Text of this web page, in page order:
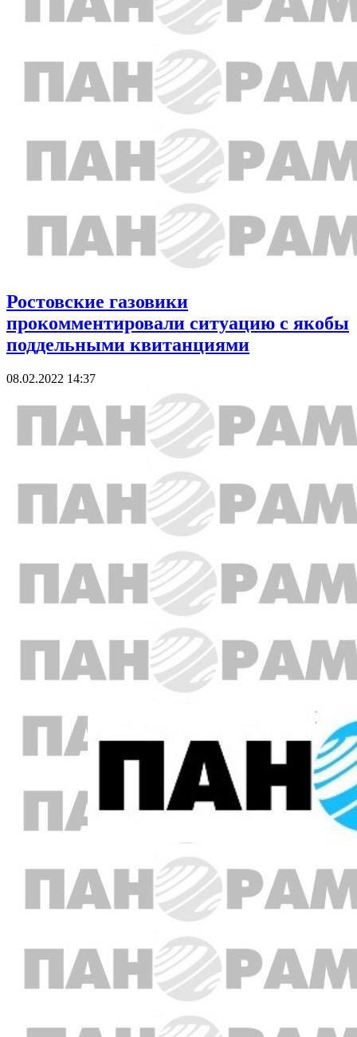
Ростовские газовики
прокомментировали ситуацию с якобы
поддельными квитанциями
08.02.2022 14:37